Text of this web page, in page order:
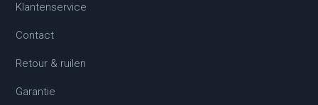
Klantenservice
Contact
Retour & ruilen
Garantie